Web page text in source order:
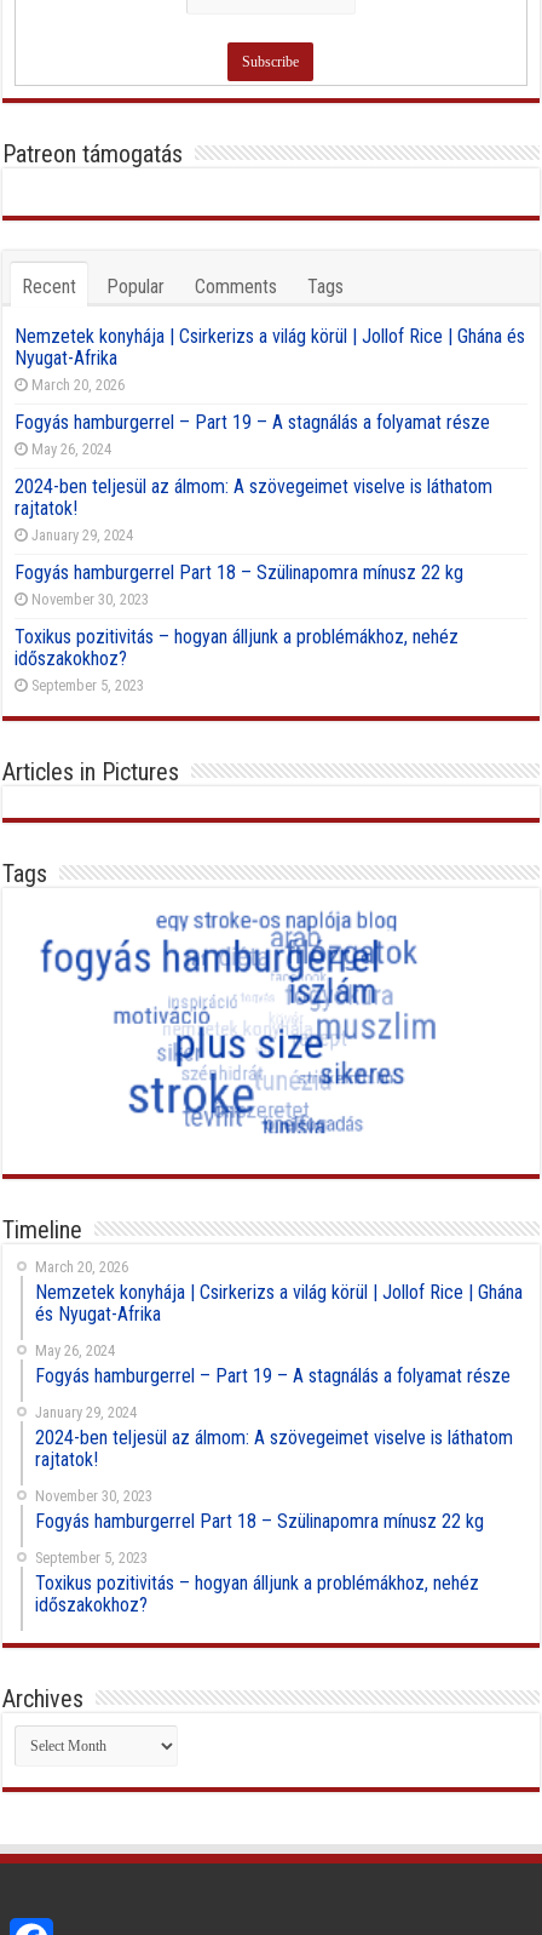
Patreon támogatás
Recent Popular Comments Tags
Nemzetek konyhája | Csirkerizs a világ körül | Jollof Rice | Ghána és
Nyugat-Afrika
March 20, 2026
Fogyás hamburgerrel – Part 19 – A stagnálás a folyamat része
May 26, 2024
2024-ben teljesül az álmom: A szövegeimet viselve is láthatom
rajtatok!
January 29, 2024
Fogyás hamburgerrel Part 18 – Szülinapomra mínusz 22 kg
November 30, 2023
Toxikus pozitivitás – hogyan álljunk a problémákhoz, nehéz
időszakokhoz?
September 5, 2023
Articles in Pictures
Tags
Timeline
March 20, 2026
Nemzetek konyhája | Csirkerizs a világ körül | Jollof Rice | Ghána
és Nyugat-Afrika
May 26, 2024
Fogyás hamburgerrel – Part 19 – A stagnálás a folyamat része
January 29, 2024
2024-ben teljesül az álmom: A szövegeimet viselve is láthatom
rajtatok!
November 30, 2023
Fogyás hamburgerrel Part 18 – Szülinapomra mínusz 22 kg
September 5, 2023
Toxikus pozitivitás – hogyan álljunk a problémákhoz, nehéz
időszakokhoz?
Archives
Archives